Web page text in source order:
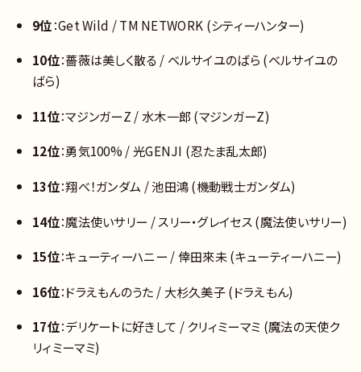
9位：Get Wild / TM NETWORK (シティーハンター)
10位：薔薇は美しく散る / ベルサイユのばら (ベルサイユの
ばら)
11位：マジンガーZ / 水木一郎 (マジンガーZ)
12位：勇気100% / 光GENJI (忍たま乱太郎)
13位：翔べ！ガンダム / 池田鴻 (機動戦士ガンダム)
14位：魔法使いサリー / スリー・グレイセス (魔法使いサリー)
15位：キューティーハニー / 倖田來未 (キューティーハニー)
16位：ドラえもんのうた / 大杉久美子 (ドラえもん)
17位：デリケートに好きして / クリィミーマミ (魔法の天使ク
リィミーマミ)